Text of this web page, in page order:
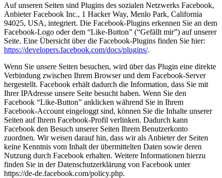
Auf unseren Seiten sind Plugins des sozialen Netzwerks Facebook,
Anbieter Facebook Inc., 1 Hacker Way, Menlo Park, California
94025, USA, integriert. Die Facebook-Plugins erkennen Sie an dem
Facebook-Logo oder dem “Like-Button” (“Gefällt mir”) auf unserer
Seite. Eine Übersicht über die Facebook-Plugins finden Sie hier:
https://developers.facebook.com/docs/plugins/.
Wenn Sie unsere Seiten besuchen, wird über das Plugin eine direkte
Verbindung zwischen Ihrem Browser und dem Facebook-Server
hergestellt. Facebook erhält dadurch die Information, dass Sie mit
Ihrer IPAdresse unsere Seite besucht haben. Wenn Sie den
Facebook “Like-Button” anklicken während Sie in Ihrem
Facebook-Account eingeloggt sind, können Sie die Inhalte unserer
Seiten auf Ihrem Facebook-Profil verlinken. Dadurch kann
Facebook den Besuch unserer Seiten Ihrem Benutzerkonto
zuordnen. Wir weisen darauf hin, dass wir als Anbieter der Seiten
keine Kenntnis vom Inhalt der übermittelten Daten sowie deren
Nutzung durch Facebook erhalten. Weitere Informationen hierzu
finden Sie in der Datenschutzerklärung von Facebook unter
https://de-de.facebook.com/policy.php.